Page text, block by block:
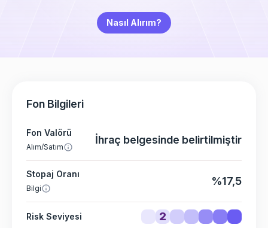
Nasıl Alırım?
Fon Bilgileri
Fon Valörü
Alım/Satım
İhraç belgesinde belirtilmiştir
Stopaj Oranı
Bilgi
%17,5
Risk Seviyesi 2